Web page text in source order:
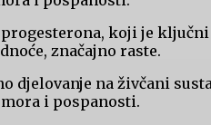
koji je ključni
značajno raste.
djelovanje na živčani
i pospanosti.